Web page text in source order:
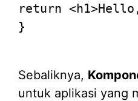
return <h1>
}
Sebaliknya,
untuk aplikasi yang